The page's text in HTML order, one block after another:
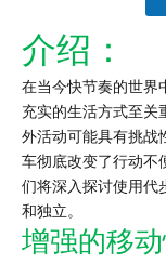
介绍：
在当今快节奏的世界
充实的生活方式至关
外活动可能具有挑战
车彻底改变了行动不
们将深入探讨使用代
和独立。
增强的移动